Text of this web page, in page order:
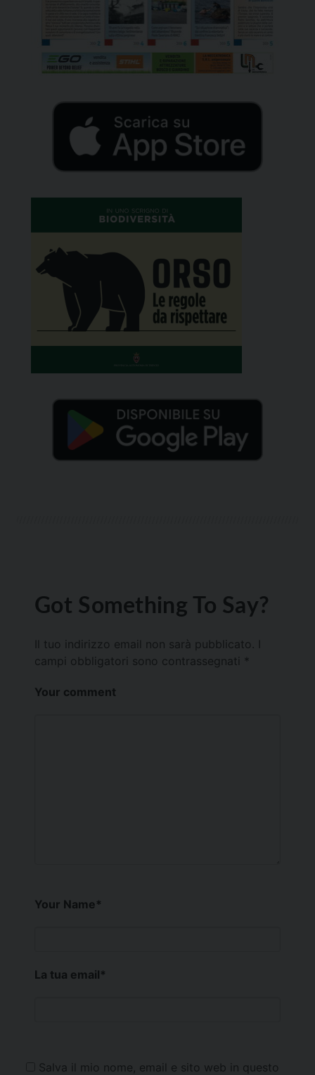
Got Something To Say?
Il tuo indirizzo email non sarà pubblicato.
campi obbligatori sono contrassegnati *
Your comment
Your Name*
La tua email*
Salva il mio nome, email e sito web in questo